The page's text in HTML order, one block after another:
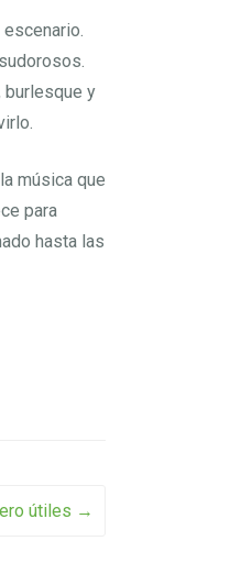
burlesque y
música que
para
hasta las
útiles →